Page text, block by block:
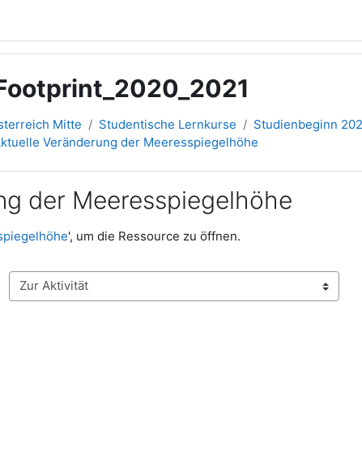
Mitte Studentische Lernkurse Studienbeginn
Veränderung der Meeresspiegelhöhe
der Meeresspiegelhöhe
', um die Ressource zu öffnen.
Zur Aktivität